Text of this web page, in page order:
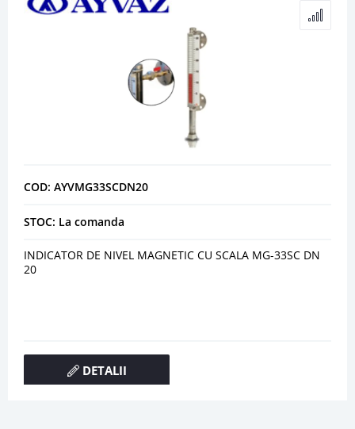
COD: AYVMG33SCDN20
STOC: La comanda
INDICATOR DE NIVEL MAGNETIC CU SCALA MG-33SC DN
20
DETALII